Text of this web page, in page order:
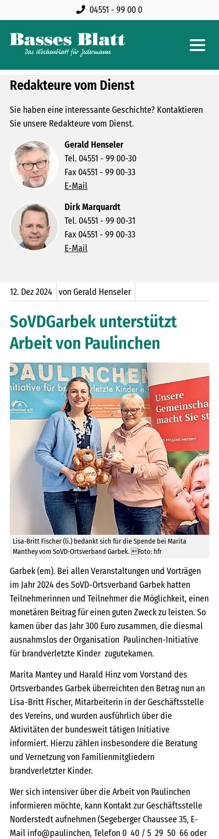
04551 - 99 00 0
Redakteure vom Dienst
Sie haben eine interessante Geschichte? Kontaktieren
Sie unsere Redakteure vom Dienst.
Gerald Henseler
Tel. 04551 - 99 00-30
Fax 04551 - 99 00-33
E-Mail
Dirk Marquardt
Tel. 04551 - 99 00-31
Fax 04551 - 99 00-33
E-Mail
12. Dez2024 von Gerald Henseler
SoVDGarbek unterstützt
Arbeit von Paulinchen
Lisa-Britt Fischer (li.) bedankt sich für die Spende bei Marita
Manthey vom SoVD-Ortsverband Garbek. Foto: hfr
Garbek (em). Bei allen Veranstaltungen und Vorträgen
im Jahr 2024 des SoVD-Ortsverband Garbek hatten
Teilnehmerinnen und Teilnehmer die Möglichkeit, einen
monetären Beitrag für einen guten Zweck zu leisten. So
kamen über das Jahr 300 Euro zusammen, die diesmal
ausnahmslos der Organisation Paulinchen-Initiative
für brandverletzte Kinder zugutekamen.
Marita Mantey und Harald Hinz vom Vorstand des
Ortsverbandes Garbek überreichten den Betrag nun an
Lisa-Britt Fischer, Mitarbeiterin in der Geschäftsstelle
des Vereins, und wurden ausführlich über die
Aktivitäten der bundesweit tätigen Initiative
informiert. Hierzu zählen insbesondere die Beratung
und Vernetzung von Familienmitgliedern
brandverletzter Kinder.
Wer sich intensiver über die Arbeit von Paulinchen
informieren möchte, kann Kontakt zur Geschäftsstelle
Norderstedt aufnehmen (Segeberger Chaussee 35, E-
Mail info@paulinchen, Telefon 0 40 / 5 29 50 66 oder